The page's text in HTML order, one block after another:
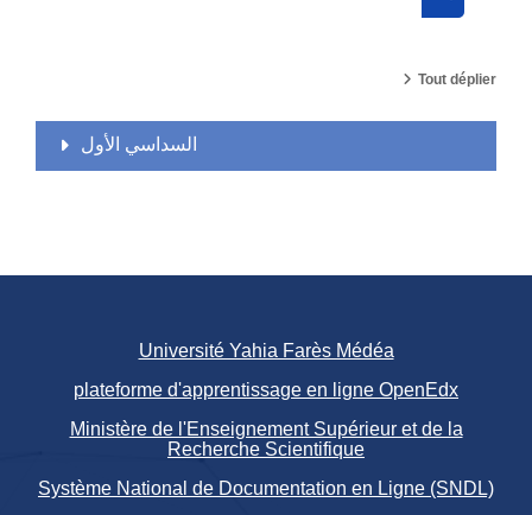
Tout déplier
السداسي الأول
Université Yahia Farès Médéa
plateforme d'apprentissage en ligne OpenEdx
Ministère de l'Enseignement Supérieur et de la
Recherche Scientifique
Système National de Documentation en Ligne (SNDL)